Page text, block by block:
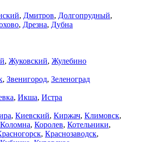
, Дмитров, Долгопрудный,
, Дрезна, Дубна
, Жуковский, Жулебино
, Звенигород, Зеленоград
, Икша, Истра
, Киевский, Киржач, Климовск,
Коломна, Королев, Котельники,
, Краснозаводск,